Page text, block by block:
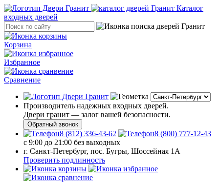
Каталог
входных дверей
Корзина
Избранное
Сравнение
Производитель надежных входных дверей.
Двери гранит — залог вашей безопасности.
Обратный звонок
8 (812) 336-43-62
8 (800) 777-12-43
с 9:00 до 21:00 без выходных
г. Санкт-Петербург, пос. Бугры, Шоссейная 1А
Проверить подлинность